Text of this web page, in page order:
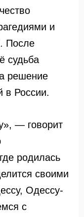
и
После
судьба
решение
в России.
— говорит
родилась
своими
Одессу-
с